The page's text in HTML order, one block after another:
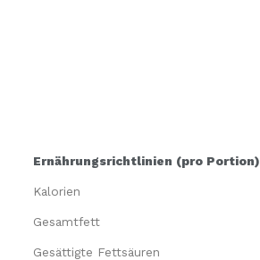
Ernährungsrichtlinien (pro Portion)
Kalorien
Gesamtfett
Gesättigte Fettsäuren